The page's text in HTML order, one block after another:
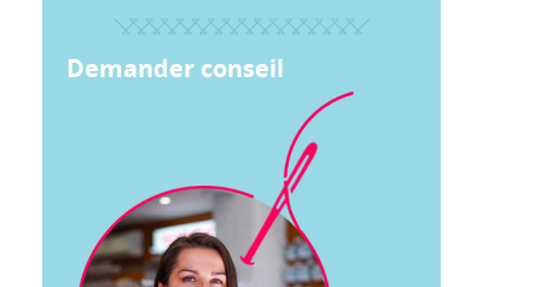
Demander conseil